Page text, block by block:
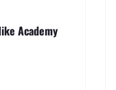
Academy